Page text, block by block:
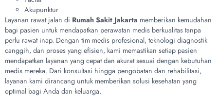
Akupunktur
Layanan rawat jalan di Rumah Sakit Jakarta memberikan kemudahan
bagi pasien untuk mendapatkan perawatan medis berkualitas tanpa
perlu rawat inap. Dengan tim medis profesional, teknologi diagnostik
canggih, dan proses yang efisien, kami memastikan setiap pasien
mendapatkan layanan yang cepat dan akurat sesuai dengan kebutuhan
medis mereka. Dari konsultasi hingga pengobatan dan rehabilitasi,
layanan kami dirancang untuk memberikan solusi kesehatan yang
optimal bagi Anda dan keluarga.